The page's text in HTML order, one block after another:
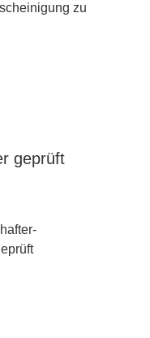
zu
geprüft